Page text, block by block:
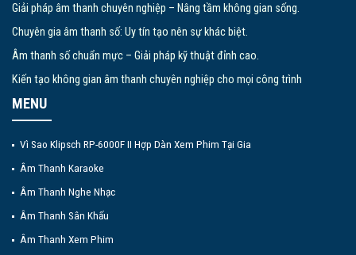
Giải pháp âm thanh chuyên nghiệp – Nâng tầm không gian sống.
Chuyên gia âm thanh số: Uy tín tạo nên sự khác biệt.
Âm thanh số chuẩn mực – Giải pháp kỹ thuật đỉnh cao.
Kiến tạo không gian âm thanh chuyên nghiệp cho mọi công trình
MENU
Vì Sao Klipsch RP-6000F II Hợp Dàn Xem Phim Tại Gia
Âm Thanh Karaoke
Âm Thanh Nghe Nhạc
Âm Thanh Sân Khấu
Âm Thanh Xem Phim